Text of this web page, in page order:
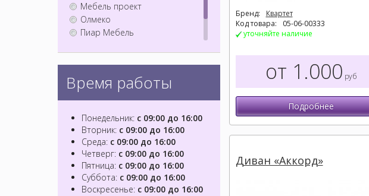
Бренд:
Квартет
Код товара:
05-06-00333
уточняйте наличие
от 1.000 руб
Подробнее
Диван «Аккорд»
Мебель проект
Олмеко
Пиар Мебель
Время работы
Понедельник: с 09:00 до 16:00
Вторник: с 09:00 до 16:00
Среда: с 09:00 до 16:00
Четверг: с 09:00 до 16:00
Пятница: с 09:00 до 16:00
Суббота: с 09:00 до 16:00
Воскресенье: с 09:00 до 16:00